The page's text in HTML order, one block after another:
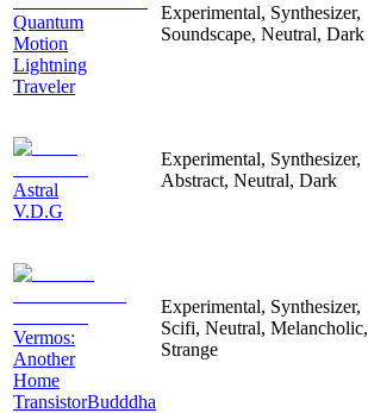
Quantum
Motion
Lightning
Traveler
Experimental, Synthesizer,
Soundscape, Neutral, Dark
Astral
V.D.G
Experimental, Synthesizer,
Abstract, Neutral, Dark
Vermos:
Another
Home
TransistorBudddha
Experimental, Synthesizer,
Scifi, Neutral, Melancholic,
Strange